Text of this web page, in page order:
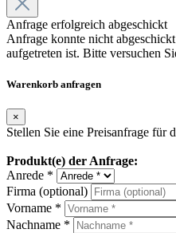
Anfrage erfolgreich abgeschickt
Anfrage konnte nicht
aufgetreten ist. Bitte versuchen
Warenkorb anfragen
×
Stellen Sie eine Preisanfrage für
Produkt(e) der Anfrage:
Anrede *
Firma (optional)
Vorname *
Nachname *